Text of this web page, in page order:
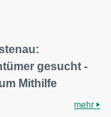
gesucht -
Mithilfe
mehr